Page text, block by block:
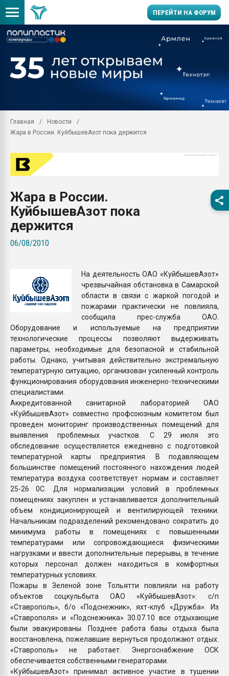
ПЕРЕЙТИ НА ФОРУМ
производство SPC
заводу пластмасс"
28.07.2026
ПЕРЕЙТИ НА
Главная
Новости
Жара в России. КуйбышевАзот пока держится
Жара в России.
КуйбышевАзот пока
держится
06/08/2010
На деятельность ОАО «КуйбышевАзот»
чрезвычайная обстановка в Самарской
области в связи с жаркой погодой и
пожарами практически не повлияла,
сообщила прес-служба ОАО.
Оборудование и используемые на предприятии
технологические процессы позволяют выдерживать
параметры, необходимые для безопасной и стабильной
работы. Однако, учитывая действительно экстремальную
температурную ситуацию, организован усиленный контроль
функционирования оборудования инженерно-техническими
специалистами.
Аккредитованной санитарной лабораторией ОАО
«КуйбышевАзот» совместно профсоюзным комитетом был
проведен мониторинг производственных помещений для
выявления проблемных участков. С 29 июля это
обследование осуществляется ежедневно с подготовкой
температурной карты предприятия. В подавляющем
большинстве помещений постоянного нахождения людей
температура воздуха соответствует нормам и составляет
25-26 0С. Для нормализации условий в проблемных
помещениях закуплен и устанавливается дополнительный
объем кондиционирующей и вентилирующей техники.
Начальникам подразделений рекомендовано сократить до
минимума работы в помещениях с повышенными
температурами или сопровождающиеся физическими
нагрузками и ввести дополнительные перерывы, в течение
которых персонал должен находиться в комфортных
температурных условиях.
Пожары в Зеленой зоне Тольятти повлияли на работу
объектов соцкульбыта ОАО «КуйбышевАзот»: с/п
«Ставрополь», б/о «Подснежник», яхт-клуб «Дружба». Из
«Ставрополя» и «Подснежника» 30.07.10 все отдыхающие
были эвакуированы. Позднее работа базы отдыха была
восстановлена, пожелавшие вернуться продолжают отдых.
«Ставрополь» не работает. Энергоснабжение ОСК
обеспечивается собственными генераторами.
«КуйбышевАзот» принимал активное участие в тушении